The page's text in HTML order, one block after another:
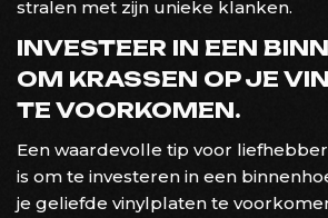
stralen met zijn unieke klanken.
INVESTEER IN EEN
OM KRASSEN OP JE
TE VOORKOMEN.
Een waardevolle tip voor
is om te investeren in een
je geliefde vinylplaten te